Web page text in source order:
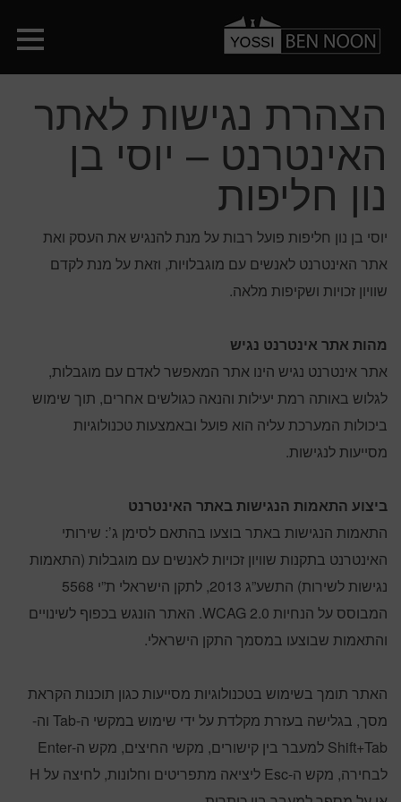
הצהרת נגישות לאתר
האינטרנט – יוסי בן
נון חליפות
יוסי בן נון חליפות פועל רבות על מנת להנגיש את העסק ואת
אתר האינטרנט לאנשים עם מוגבלויות, וזאת על מנת לקדם
שוויון זכויות ושקיפות מלאה.
מהות אתר אינטרנט נגיש
אתר אינטרנט נגיש הינו אתר המאפשר לאדם עם מוגבלות,
לגלוש באותה רמת יעילות והנאה כגולשים אחרים, תוך שימוש
ביכולות המערכת עליה הוא פועל ובאמצעות טכנולוגיות
מסייעות לנגישות.
ביצוע התאמות הנגישות באתר האינטרנט
התאמות הנגישות באתר בוצעו בהתאם לסימן ג’: שירותי
האינטרנט בתקנות שוויון זכויות לאנשים עם מוגבלות (התאמות
נגישות לשירות) התשע”ג 2013, לתקן הישראלי ת”י 5568
המבוסס על הנחיות WCAG 2.0. האתר הונגש בכפוף לשינויים
והתאמות שבוצעו במסמך התקן הישראלי.
האתר תומך בשימוש בטכנולוגיות מסייעות כגון תוכנות הקראת
מסך, בגלישה בעזרת מקלדת על ידי שימוש במקשי ה-Tab וה-
Shift+Tab למעבר בין קישורים, מקשי החיצים, מקש ה-Enter
לבחירה, מקש ה-Esc ליציאה מתפריטים וחלונות, לחיצה על H